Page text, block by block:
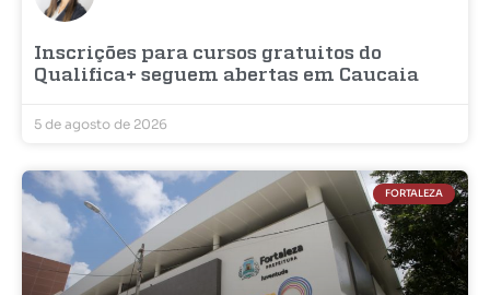
Inscrições para cursos gratuitos do
Qualifica+ seguem abertas em Caucaia
5 de agosto de 2026
FORTALEZA